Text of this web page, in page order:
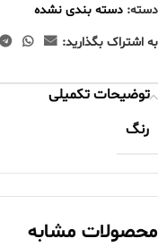
دسته: دسته بندی نشده
به اشتراک بگذارید:
توضیحات تکمیلی
رنگ
محصولات مشابه